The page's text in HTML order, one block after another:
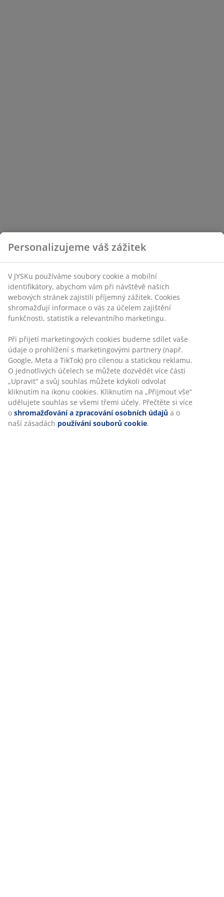
Personalizujeme váš zážitek
V JYSKu používáme soubory cookie a mobilní
identifikátory, abychom vám při návštěvě našich
webových stránek zajistili příjemný zážitek. Cookies
shromažďují informace o vás za účelem zajištění
funkčnosti, statistik a relevantního marketingu.
Při přijetí marketingových cookies budeme sdílet vaše
údaje o prohlížení s marketingovými partnery (např.
Google, Meta a TikTok) pro cílenou a statickou reklamu.
O jednotlivých účelech se můžete dozvědět více části
„Upravit“ a svůj souhlas můžete kdykoli odvolat
kliknutím na ikonu cookies. Kliknutím na „Přijmout vše“
udělujete souhlas se všemi třemi účely. Přečtěte si více
o shromažďování a zpracování osobních údajů a o
naší zásadách používání souborů cookie.